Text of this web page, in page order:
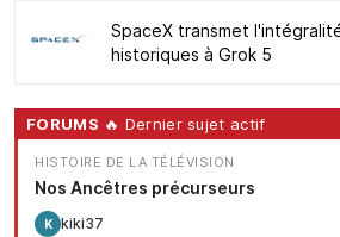
SpaceX transmet
historiques à Grok 5
FORUMS 🔥 Dernier sujet actif
HISTOIRE DE LA TÉLÉVISION
Nos Ancêtres précurseurs
K kiki37